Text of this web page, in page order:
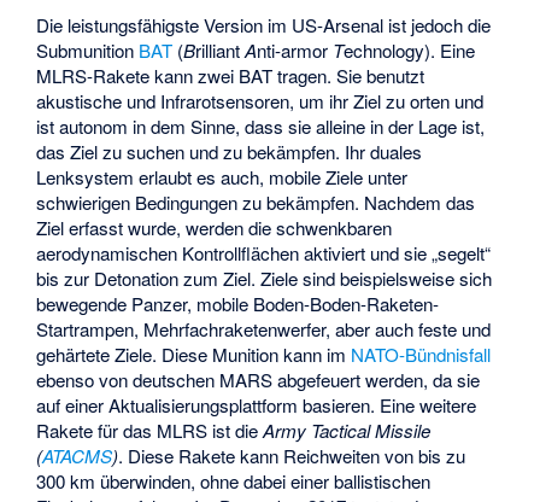
Die leistungsfähigste Version im US-Arsenal ist jedoch die
Submunition BAT (BrilliantAnti-armor Technology). Eine
MLRS-Rakete kann zwei BAT tragen. Sie benutzt
akustische und Infrarotsensoren, um ihr Ziel zu orten und
ist autonom in dem Sinne, dass sie alleine in der Lage ist,
das Ziel zu suchen und zu bekämpfen. Ihr duales
Lenksystem erlaubt es auch, mobile Ziele unter
schwierigen Bedingungen zu bekämpfen. Nachdem das
Ziel erfasst wurde, werden die schwenkbaren
aerodynamischen Kontrollflächen aktiviert und sie „segelt“
bis zur Detonation zum Ziel. Ziele sind beispielsweise sich
bewegende Panzer, mobile Boden-Boden-Raketen-
Startrampen, Mehrfachraketenwerfer, aber auch feste und
gehärtete Ziele. Diese Munition kann im NATO-Bündnisfall
ebenso von deutschen MARS abgefeuert werden, da sie
auf einer Aktualisierungsplattform basieren. Eine weitere
Rakete für das MLRS ist dieArmy Tactical Missile
(ATACMS). Diese Rakete kann Reichweiten von bis zu
300 km überwinden, ohne dabei einer ballistischen